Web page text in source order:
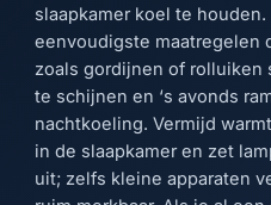
slaapkamer koel te
eenvoudigste maatregelen
zoals gordijnen of rolluiken
te schijnen en ‘s avonds
nachtkoeling. Vermijd
in de slaapkamer en zet
uit; zelfs kleine apparaten